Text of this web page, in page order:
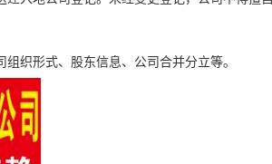
织形式、股东信息、公司合并分立等。